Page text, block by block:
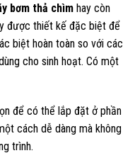
bơm thả chìm hay còn
được thiết kế đặc biệt để
biệt hoàn toàn so với các
cho sinh hoạt. Có một
để có thể lắp đặt ở phần
cách dễ dàng mà không
trình.